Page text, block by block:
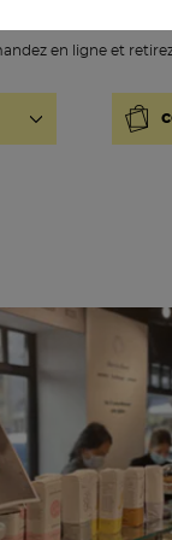
en ligne et